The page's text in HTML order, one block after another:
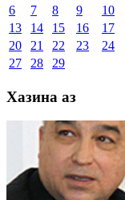
6
7 8 9 10
13
14 15 16 17
20
21 22 23 24
27
28 29
Хазина аз